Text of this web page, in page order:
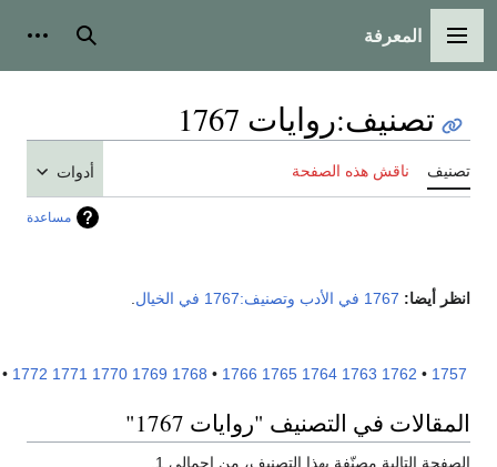
الرئيسية
المعرفة بحث أدوات
تصنيف:روايات 1767
ناقش هذه الصفحة
مساعدة
أيضا: 1767 في الأدب وتصنيف:1767 في الخيال .
•
1762
1763
1764
1765
1766
•
1768
1769
1770
1771
1772
•
1777
في التصنيف "روايات 1767"
التالية مصنّفة بهذا التصنيف، من إجمالي 1.